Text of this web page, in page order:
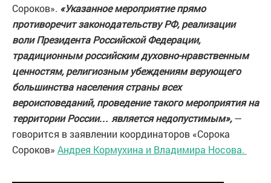
Сороков». «Указанное мероприятие прямо
противоречит законодательству РФ, реализации
воли Президента Российской Федерации,
традиционным российским духовно-нравственным
ценностям, религиозным убеждениям верующего
большинства населения страны всех
вероисповеданий, проведение такого мероприятия на
территории России… является недопустимым»,—
говорится в заявлении координаторов «Сорока
Сороков» Андрея Кормухина и Владимира Носова.